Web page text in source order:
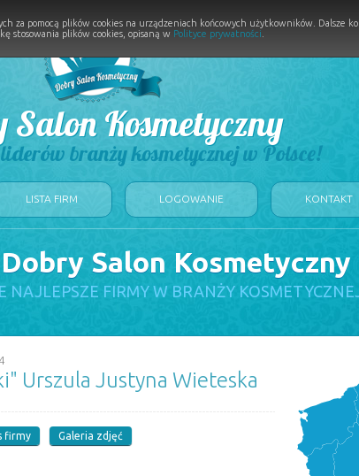
Salon Kosmetyczny
branży kosmetycznej w Polsce!
LISTA FIRM LOGOWANIE KONTAKT
Salon Kosmetyczny
NAJLEPSZE FIRMY W BRANŻY
Urszula Justyna Wieteska
firmy Galeria zdjęć
za pomocą plików cookies na urządzeniach końcowych użytkowników. Dalsze
stosowania plików cookies, opisaną w Polityce prywatności